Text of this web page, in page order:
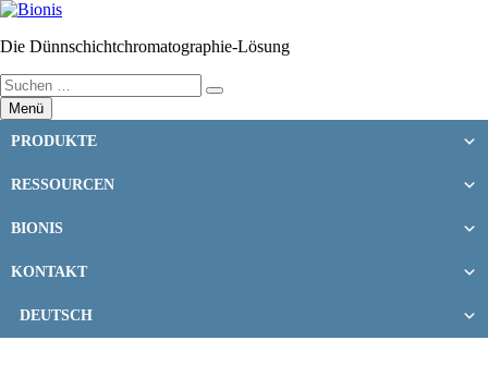
Zum
springen
Die Dünnschichtchromatographie-Lösung
Suchen
nach:
Suchen
Menü
PRODUKTE
RESSOURCEN
BIONIS
KONTAKT
DEUTSCH